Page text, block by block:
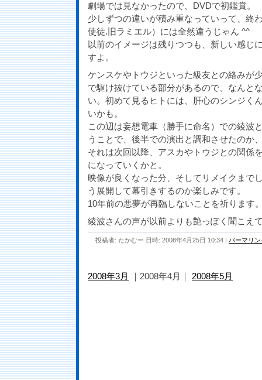
劇場では見なかったので、DVDで初鑑賞。
少しずつの違いが積み重なっていって、終
使徒.旧ラミエル）には全然違うじゃん ^^
以前のイメージは残りつつも、新しい感じ
すよ。
ケンスケやトウジといった級友との絡みが
で駆け抜けている部分があるので、なんと
い。初めて見るヒトには、肝心のシンジく
いかも。
この辺は妄想電車（勝手に命名）での綾波
うことで、後半での演出と調和させたのか
それは次回以降、アスカやトウジとの関係
になっていくかと。
映像が良くなった分、そしてリメイクまで
う展開して幕引きするのか楽しみです。
10年前の悪夢が再臨しないことを祈ります
綾波さんの声が以前よりも艶っぽく聞こえ
投稿者: たかむー 日時: 2008年4月25日 10:34 | パーマリン
2008年3月 ｜2008年4月｜ 2008年5月